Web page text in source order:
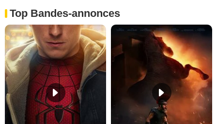
Top Bandes-annonces